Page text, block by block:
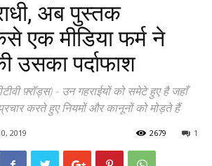
अब पुस्तक
एक मीडिया फर्म ने
उसका पर्दाफाश
फ़्रॉड्स) - उन गहराईयों को समेटे हुए है जहाँ
करते हुए नियमों और कानूनों को मोड़ते हैं
2019 1
2679